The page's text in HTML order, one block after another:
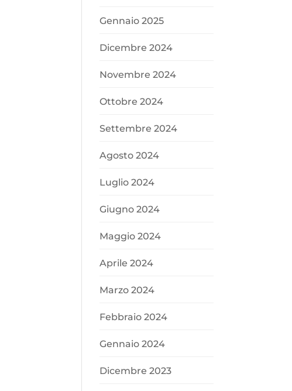
Gennaio 2025
Dicembre 2024
Novembre 2024
Ottobre 2024
Settembre 2024
Agosto 2024
Luglio 2024
Giugno 2024
Maggio 2024
Aprile 2024
Marzo 2024
Febbraio 2024
Gennaio 2024
Dicembre 2023